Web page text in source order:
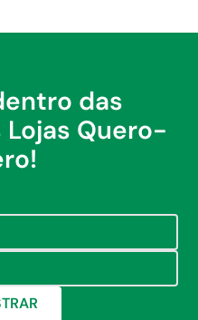
das
Quero-